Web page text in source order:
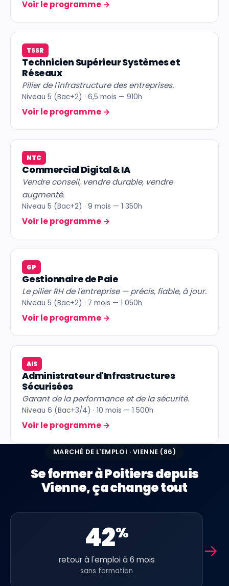
Voir le programme→
TSSR
Technicien Supérieur Systèmes et
Réseaux
Pilier de l'infrastructure des entreprises.
Niveau 5 (Bac+2) · 6,5 mois — 910h
Voir le programme→
NTC
Commercial Digital & IA
Vendre conseil, vendre durable, vendre
augmenté.
Niveau 5 (Bac+2) · 9 mois — 1 350h
Voir le programme→
GP
Gestionnaire de Paie
Le pilier RH de l'entreprise — précis, fiable, à jour.
Niveau 5 (Bac+2) · 7 mois — 1 050h
Voir le programme→
AIS
Administrateur d'Infrastructures
Sécurisées
Garant de la performance et de la sécurité.
Niveau 6 (Bac+3/4) · 10 mois — 1 500h
Voir le programme→
MARCHÉ DE L'EMPLOI · VIENNE (86)
Se former à Poitiers depuis
Vienne, ça change tout
42%
retour à l'emploi à 6 mois
sans formation
→